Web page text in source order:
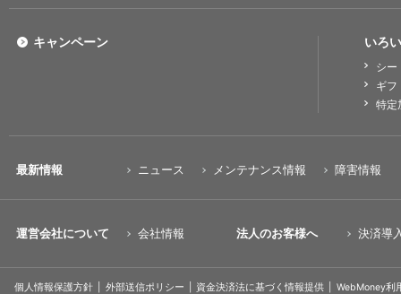
いろ
シー
ギフ
特定
キャンペーン
最新情報 ニュース メンテナンス情報 障害情報
運営会社について 会社情報 法人のお客様へ 決済導
個人情報保護方針 外部送信ポリシー 資金決済法に基づく情報提供
WebMoney利